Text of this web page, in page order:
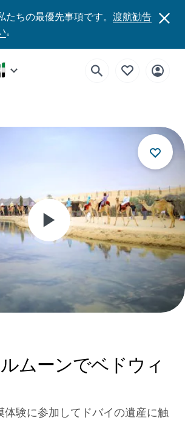
ちの最優先事項です。 渡航勧告
。
ムーンでベドウィ
体験に参加してドバイの遺産に触